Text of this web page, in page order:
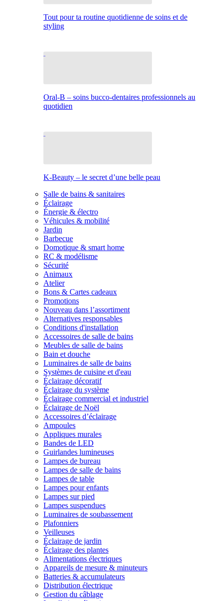
Tout pour ta routine quotidienne de soins et de
styling
Oral-B – soins bucco-dentaires professionnels au
quotidien
K-Beauty – le secret d’une belle peau
Salle de bains & sanitaires
Éclairage
Énergie & électro
Véhicules & mobilité
Jardin
Barbecue
Domotique & smart home
RC & modélisme
Sécurité
Animaux
Atelier
Bons & Cartes cadeaux
Promotions
Nouveau dans l’assortiment
Alternatives responsables
Conditions d'installation
Accessoires de salle de bains
Meubles de salle de bains
Bain et douche
Luminaires de salle de bains
Systèmes de cuisine et d'eau
Éclairage décoratif
Éclairage du système
Éclairage commercial et industriel
Éclairage de Noël
Accessoires d’éclairage
Ampoules
Appliques murales
Bandes de LED
Guirlandes lumineuses
Lampes de bureau
Lampes de salle de bains
Lampes de table
Lampes pour enfants
Lampes sur pied
Lampes suspendues
Luminaires de soubassement
Plafonniers
Veilleuses
Éclairage de jardin
Éclairage des plantes
Alimentations électriques
Appareils de mesure & minuteurs
Batteries & accumulateurs
Distribution électrique
Gestion du câblage